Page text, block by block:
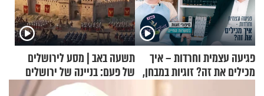
פגיעה עצמית וחרדות – איך
מכילים את זה? זוגיות במבחן,
הפעם עם יהודית ואלתר כהן
תשעה באב | מסע לירושלים
של פעם: בניינה של ירושלים